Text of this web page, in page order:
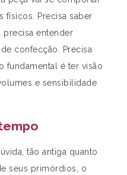
físicos. Precisa saber
precisa entender
confecção. Precisa
fundamental é ter visão
e sensibilidade
tão antiga quanto
seus primórdios, o